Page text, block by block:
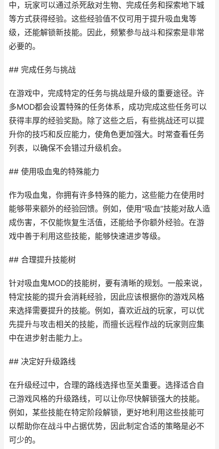
中，玩家可以通过杀死敌对生物、完成任务和探索地下城
等方式获得经验。这些经验值不仅可用于提升吸血鬼等
级，还能解锁新技能。因此，频繁参与战斗和探索是非常
必要的。
## 完成任务与挑战
在游戏中，完成特定的任务与挑战是升级的重要途径。许
多MOD都会设置特殊的任务体系，成功完成这些任务可以
获得丰厚的经验奖励。除了这些之后，有些挑战还可以提
升你的技巧和反应能力，使角色更加强大。时常查看任务
列表，以确保不会错过升级机会。
## 使用吸血鬼的特殊能力
作为吸血鬼，你拥有许多特殊的能力，这些能力在使用时
能够带来额外的经验回馈。例如，使用“吸血”技能对敌人造
成伤害，不仅能恢复生活值，还能给予你额外经验。在游
戏中善于利用这些技能，能够快速进步等级。
## 合理提升技能树
针对吸血鬼MOD的技能树，要有清晰的规划。一般来说，
特定技能的提升会消耗经验，因此应该根据你的游戏风格
来选择需要提升的技能。例如，喜欢近战的玩家，可以优
先提升与攻击相关的技能，而擅长远程作战的玩家则应集
中在进步射击能力上。
## 决定好升级路线
在升级经过中，合理的路线选择也至关重要。选择适合自
己游戏风格的升级路线，可以让你尽快解锁强大的技能。
例如，某些技能在特定阶段解锁，更好地利用这些技能可
以帮助你在战斗中占据优势，因此制定合适的策略是必不
可少的。